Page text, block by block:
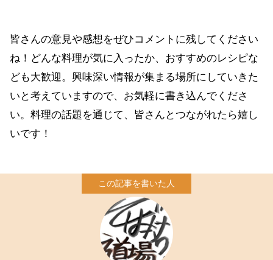
皆さんの意見や感想をぜひコメントに残してください
ね！どんな料理が気に入ったか、おすすめのレシピな
ども大歓迎。興味深い情報が集まる場所にしていきた
いと考えていますので、お気軽に書き込んでくださ
い。料理の話題を通じて、皆さんとつながれたら嬉し
いです！